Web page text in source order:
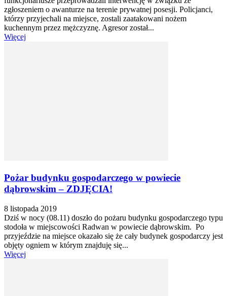
zgłoszeniem o awanturze na terenie prywatnej posesji. Policjanci,
którzy przyjechali na miejsce, zostali zaatakowani nożem
kuchennym przez mężczyznę. Agresor został...
Więcej
Pożar budynku gospodarczego w powiecie
dąbrowskim – ZDJĘCIA!
8 listopada 2019
Dziś w nocy (08.11) doszło do pożaru budynku gospodarczego typu
stodoła w miejscowości Radwan w powiecie dąbrowskim. Po
przyjeździe na miejsce okazało się że cały budynek gospodarczy jest
objęty ogniem w którym znajduję się...
Więcej